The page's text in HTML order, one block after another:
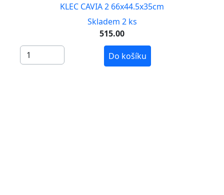
KLEC CAVIA 2 66x44.5x35cm
Skladem 2 ks
515.00
Do košíku